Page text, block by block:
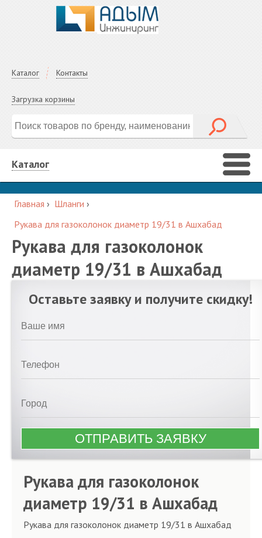
Каталог Контакты
Загрузка корзины
Каталог
Главная › Шланги ›
Рукава для газоколонок диаметр 19/31 в Ашхабад
Рукава для газоколонок
диаметр 19/31 в Ашхабад
Оставьте заявку и получите скидку!
Рукава для газоколонок
диаметр 19/31 в Ашхабад
Рукава для газоколонок диаметр 19/31 в Ашхабад